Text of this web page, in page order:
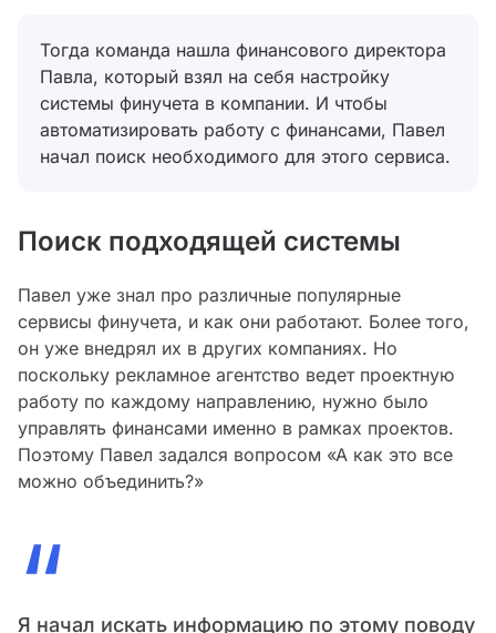
Тогда команда нашла финансового директора
Павла, который взял на себя настройку
системы финучета в компании. И чтобы
автоматизировать работу с финансами, Павел
начал поиск необходимого для этого сервиса.
Поиск подходящей системы
Павел уже знал про различные популярные
сервисы финучета, и как они работают. Более того,
он уже внедрял их в других компаниях. Но
поскольку рекламное агентство ведет проектную
работу по каждому направлению, нужно было
управлять финансами именно в рамках проектов.
Поэтому Павел задался вопросом «А как это все
можно объединить?»
“
Я начал искать информацию по этому поводу